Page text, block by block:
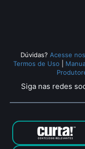
Dúvidas? Acesse
Termos de Uso
Siga nas redes